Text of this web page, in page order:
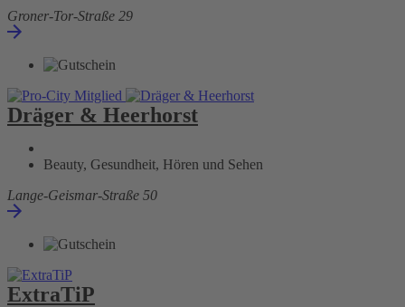
Groner-Tor-Straße 29
Dräger & Heerhorst
Beauty, Gesundheit, Hören und Sehen
Lange-Geismar-Straße 50
ExtraTiP